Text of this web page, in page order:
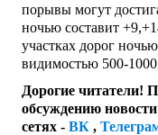
порывы могут
ночью составит
участках дорог
видимостью 500-
Дорогие читатели!
обсуждению
сетях - ВК ,